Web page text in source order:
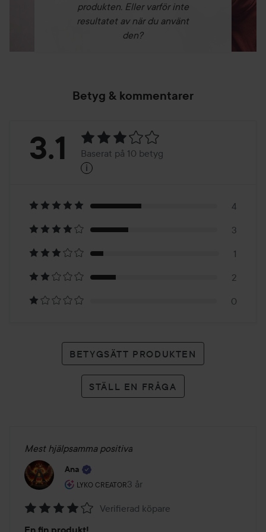
produkten. Eller varför inte
resultatet av när du använt
den?
Betyg & kommentarer
Betyg:
Baserat
på
10
betyg
3.1 Baserat på 10 betyg
i
4
3
1
2
0
BETYGSÄTT PRODUKTEN
STÄLL EN FRÅGA
Mest hjälpsamma positiva
Ana
LYKO CREATOR
Användarens roll: Lyko Creator.
3 år
Inlägget skapades 3 år
Verifierad köpare